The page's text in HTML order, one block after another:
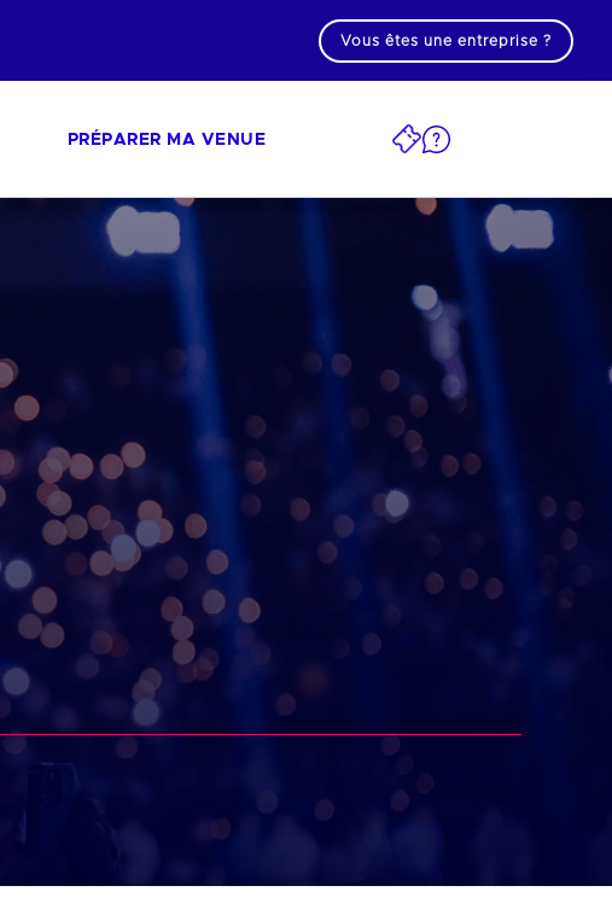
Vous êtes une entreprise ?
PRÉPARER MA VENUE